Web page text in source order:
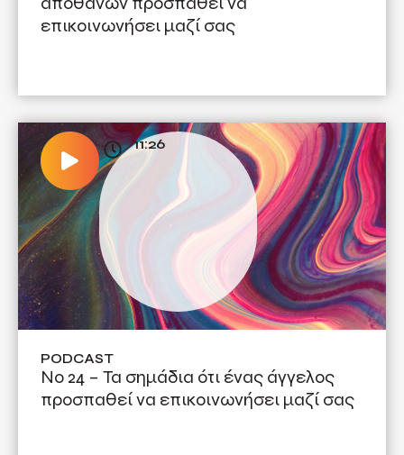
επικοινωνήσει μαζί σας
11:26
PODCAST
No 24 – Τα σημάδια ότι ένας άγγελος
προσπαθεί να επικοινωνήσει μαζί σας